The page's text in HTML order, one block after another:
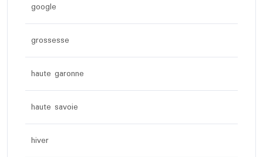
google
grossesse
haute garonne
haute savoie
hiver